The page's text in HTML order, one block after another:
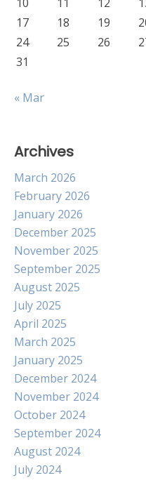
17
18 19
24
25 26
31
« Mar
Archives
March 2026
February 2026
January 2026
December 2025
November 2025
September 2025
August 2025
July 2025
April 2025
March 2025
January 2025
December 2024
November 2024
October 2024
September 2024
August 2024
July 2024